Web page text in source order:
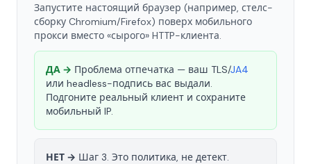
Запустите настоящий браузер (например, стелс-
сборку Chromium/Firefox) поверх мобильного
прокси вместо «сырого» HTTP-клиента.
ДА → Проблема отпечатка — ваш TLS/JA4
или headless-подпись вас выдали.
Подгоните реальный клиент и сохраните
мобильный IP.
НЕТ → Шаг 3. Это политика, не детект.